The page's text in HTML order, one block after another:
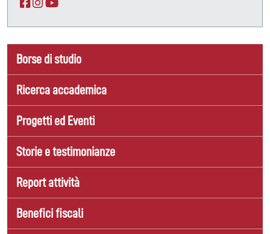
Borse di studio
Ricerca accademica
Progetti ed Eventi
Storie e testimonianze
Report attività
Benefici fiscali